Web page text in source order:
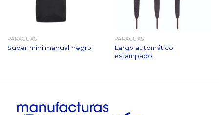
PARAGUAS
Super mini manual negro
PARAGUAS
Largo automático
estampado.